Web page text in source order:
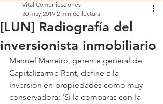
[LUN] Radiografía del
inversionista inmobiliario
Vital Comunicaciones
30 may 2019 2 min de lectura
Manuel Maneiro, gerente general de
Capitalizarme Rent, define a la
inversión en propiedades como muy
conservadora: 'Si la comparas con la